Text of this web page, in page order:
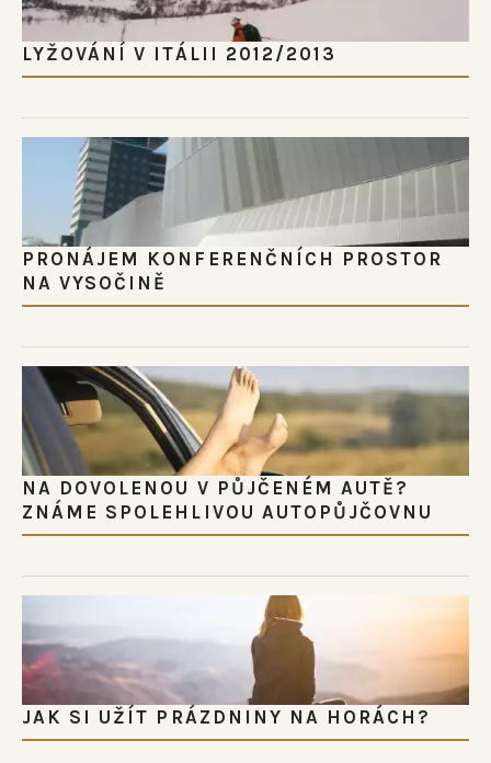
LYŽOVÁNÍ V ITÁLII 2012/2013
PRONÁJEM KONFERENČNÍCH PROSTOR
NA VYSOČINĚ
NA DOVOLENOU V PŮJČENÉM AUTĚ?
ZNÁME SPOLEHLIVOU AUTOPŮJČOVNU
JAK SI UŽÍT PRÁZDNINY NA HORÁCH?